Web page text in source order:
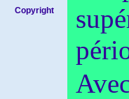
Copyright